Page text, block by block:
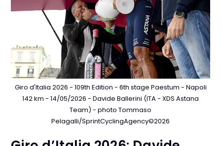
Giro d'Italia 2026 - 109th Edition - 6th stage Paestum - Napoli
142 km - 14/05/2026 - Davide Ballerini (ITA - XDS Astana
Team) - photo Tommaso
Pelagalli/SprintCyclingAgency©2026